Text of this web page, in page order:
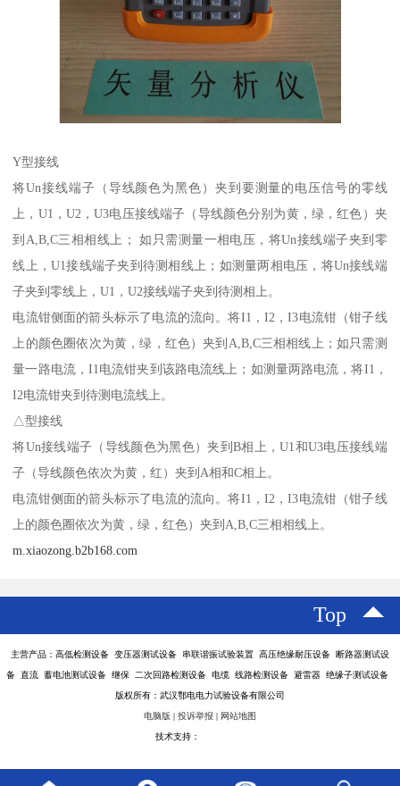
Y型接线
将Un接线端子（导线颜色为黑色）夹到要测量的电压信号的零线
上，U1，U2，U3电压接线端子（导线颜色分别为黄，绿，红色）夹
到A,B,C三相相线上； 如只需测量一相电压，将Un接线端子夹到零
线上，U1接线端子夹到待测相线上；如测量两相电压，将Un接线端
子夹到零线上，U1，U2接线端子夹到待测相上。
电流钳侧面的箭头标示了电流的流向。将I1，I2，I3电流钳（钳子线
上的颜色圈依次为黄，绿，红色）夹到A,B,C三相相线上；如只需测
量一路电流，I1电流钳夹到该路电流线上；如测量两路电流，将I1，
I2电流钳夹到待测电流线上。
△型接线
将Un接线端子（导线颜色为黑色）夹到B相上，U1和U3电压接线端
子（导线颜色依次为黄，红）夹到A相和C相上。
电流钳侧面的箭头标示了电流的流向。将I1，I2，I3电流钳（钳子线
上的颜色圈依次为黄，绿，红色）夹到A,B,C三相相线上。
m.xiaozong.b2b168.com
Top
主营产品：高低检测设备 变压器测试设备 串联谐振试验装置 高压绝缘耐压设备 断路器测试设
备 直流 蓄电池测试设备 继保 二次回路检测设备 电缆 线路检测设备 避雷器 绝缘子测试设备
版权所有：武汉鄂电电力试验设备有限公司
电脑版 | 投诉举报 | 网站地图
技术支持：